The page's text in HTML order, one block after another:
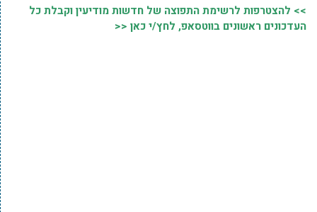
>> להצטרפות לרשימת התפוצה של חדשות מודיעין וקבלת כל
העדכונים ראשונים בווטסאפ, לחץ/י כאן <<